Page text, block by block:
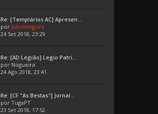
Re: [Templários AC] Apresen...
por pdomingues
24 Set 2018, 23:29
Re: [AD Legião] Legio Patri...
por Nogueira
24 Ago 2018, 23:41
Re: [CF "As Bestas"] Jornal...
por TugaPT
23 Set 2018, 17:52